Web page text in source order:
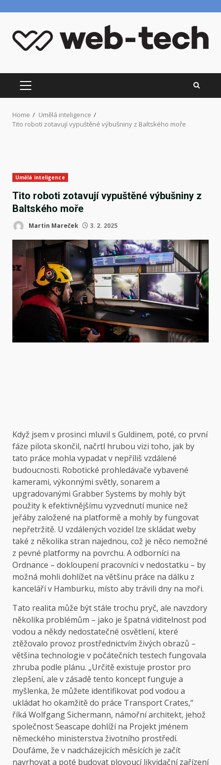
content
PRIMARY
MENU
Home
Umělá inteligence
Tito roboti zotavují vypuštěné výbušniny z Baltského moře
Umělá inteligence
Tito roboti zotavují vypuštěné výbušniny z
Baltského moře
Martin Mareček 3. 2. 2025
Když jsem v prosinci mluvil s Guldinem, poté, co první
fáze pilota skončil, načrtl hrubou vizi toho, jak by
tato práce mohla vypadat v nepříliš vzdálené
budoucnosti. Robotické prohledávače vybavené
kamerami, výkonnými světly, sonarem a
upgradovanými Grabber Systems by mohly být
použity k efektivnějšímu vyzvednutí munice než
jeřáby založené na platformě a mohly by fungovat
nepřetržitě. U vzdálených vozidel lze skládat weby
také z několika stran najednou, což je něco nemožné
z pevné platformy na povrchu. A odborníci na
Ordnance – dokloupení pracovníci v nedostatku – by
možná mohli dohlížet na většinu práce na dálku z
kanceláří v Hamburku, místo aby trávili dny na moři.
Tato realita může být stále trochu pryč, ale navzdory
několika problémům – jako je špatná viditelnost pod
vodou a někdy nedostatečné osvětlení, které
ztěžovalo provoz prostřednictvím živých obrazů –
většina technologie v počátečních testech fungovala
zhruba podle plánu. „Určitě existuje prostor pro
zlepšení, ale v zásadě tento koncept funguje a
myšlenka, že můžete identifikovat pod vodou a
ukládat ho okamžitě do práce Transport Crates,“
říká Wolfgang Sichermann, námořní architekt, jehož
společnost Seascape dohlíží na Projekt jménem
německého ministerstva životního prostředí.
Doufáme, že v nadcházejících měsících je začít
navrhovat a poté budovat plovoucí likvidační zařízení